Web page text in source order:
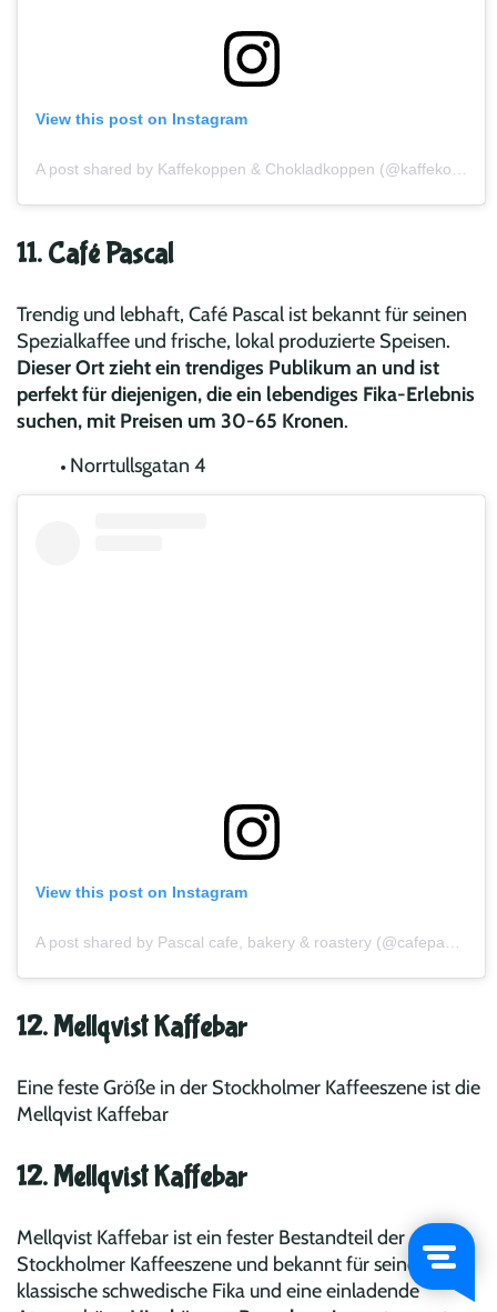
View this post on Instagram
11. Café Pascal
Trendig und lebhaft, Café Pascal ist bekannt für seinen
Spezialkaffee und frische, lokal produzierte Speisen.
Dieser Ort zieht ein trendiges Publikum an und ist
perfekt für diejenigen, die ein lebendiges Fika-Erlebnis
suchen, mit Preisen um 30-65 Kronen.
Norrtullsgatan 4
View this post on Instagram
12. Mellqvist Kaffebar
Eine feste Größe in der Stockholmer Kaffeeszene ist die
Mellqvist Kaffebar
12. Mellqvist Kaffebar
Mellqvist Kaffebar ist ein fester Bestandteil der
Stockholmer Kaffeeszene und bekannt für seine
klassische schwedische Fika und eine einladende